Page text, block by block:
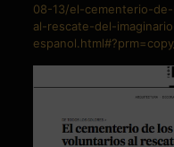
08-13/el-cementerio-
al-rescate-del-